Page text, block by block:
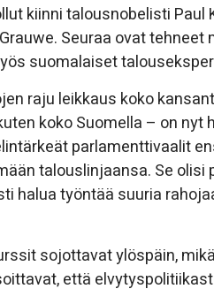
kiinni talousnobelisti Paul
Seuraa ovat
suomalaiset
raju leikkaus koko
koko Suomella – on nyt
parlamenttivaalit
talouslinjaansa. Se olisi
halua työntää suuria
sojottavat ylöspäin,
että